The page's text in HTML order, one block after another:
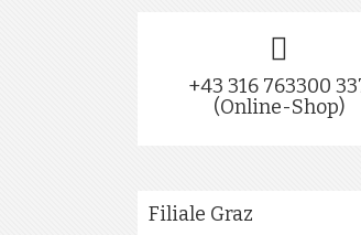
+43 316 763300
(Online-Shop)
Filiale Graz